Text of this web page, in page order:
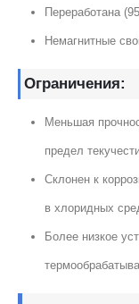
Переработана
Немагнитные
Ограничения:
Меньшая
предел
Склонен к
в хлоридных
Более низкое